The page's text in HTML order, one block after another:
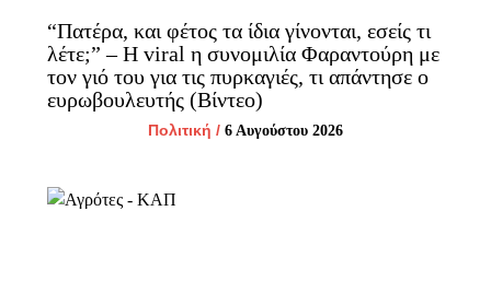
“Πατέρα, και φέτος τα ίδια γίνονται, εσείς τι
λέτε;” – H viral η συνομιλία Φαραντούρη με
τον γιό του για τις πυρκαγιές, τι απάντησε ο
ευρωβουλευτής (Βίντεο)
Πολιτική / 6 Αυγούστου 2026